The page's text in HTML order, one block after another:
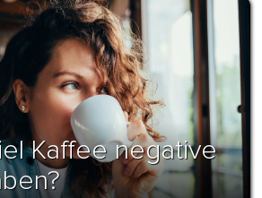
Kaffee negative